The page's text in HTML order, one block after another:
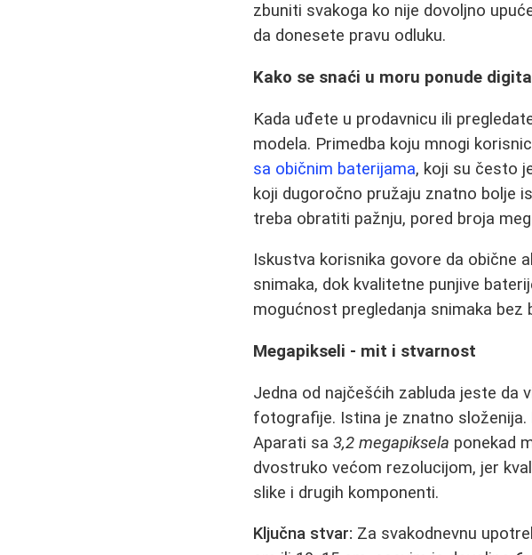
zbuniti svakoga ko nije dovoljno
da donesete pravu odluku.
Kako se snaći u moru ponude
Kada uđete u prodavnicu ili
modela. Primedba koju mnogi
sa običnim baterijama, koji su često
koji dugoročno pružaju znatno bolje
treba obratiti pažnju, pored broja
Iskustva korisnika govore da obične
snimaka, dok kvalitetne punjive
mogućnost pregledanja snimaka bez
Megapikseli - mit i stvarnost
Jedna od najčešćih zabluda jeste da
fotografije. Istina je znatno složenija.
Aparati sa3,2 megapiksela ponekad
dvostruko većom rezolucijom, jer
slike i drugih komponenti.
Ključna stvar: Za svakodnevnu